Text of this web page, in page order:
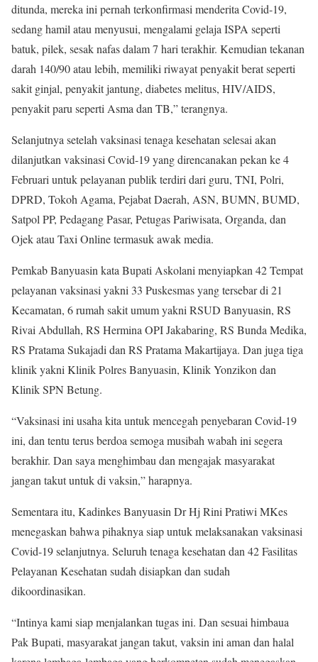
ditunda, mereka ini pernah terkonfirmasi menderita Covid-19,
sedang hamil atau menyusui, mengalami gelaja ISPA seperti
batuk, pilek, sesak nafas dalam 7 hari terakhir. Kemudian tekanan
darah 140/90 atau lebih, memiliki riwayat penyakit berat seperti
sakit ginjal, penyakit jantung, diabetes melitus, HIV/AIDS,
penyakit paru seperti Asma dan TB,” terangnya.
Selanjutnya setelah vaksinasi tenaga kesehatan selesai akan
dilanjutkan vaksinasi Covid-19 yang direncanakan pekan ke 4
Februari untuk pelayanan publik terdiri dari guru, TNI, Polri,
DPRD, Tokoh Agama, Pejabat Daerah, ASN, BUMN, BUMD,
Satpol PP, Pedagang Pasar, Petugas Pariwisata, Organda, dan
Ojek atau Taxi Online termasuk awak media.
Pemkab Banyuasin kata Bupati Askolani menyiapkan 42 Tempat
pelayanan vaksinasi yakni 33 Puskesmas yang tersebar di 21
Kecamatan, 6 rumah sakit umum yakni RSUD Banyuasin, RS
Rivai Abdullah, RS Hermina OPI Jakabaring, RS Bunda Medika,
RS Pratama Sukajadi dan RS Pratama Makartijaya. Dan juga tiga
klinik yakni Klinik Polres Banyuasin, Klinik Yonzikon dan
Klinik SPN Betung.
“Vaksinasi ini usaha kita untuk mencegah penyebaran Covid-19
ini, dan tentu terus berdoa semoga musibah wabah ini segera
berakhir. Dan saya menghimbau dan mengajak masyarakat
jangan takut untuk di vaksin,” harapnya.
Sementara itu, Kadinkes Banyuasin Dr Hj Rini Pratiwi MKes
menegaskan bahwa pihaknya siap untuk melaksanakan vaksinasi
Covid-19 selanjutnya. Seluruh tenaga kesehatan dan 42 Fasilitas
Pelayanan Kesehatan sudah disiapkan dan sudah
dikoordinasikan.
“Intinya kami siap menjalankan tugas ini. Dan sesuai himbaua
Pak Bupati, masyarakat jangan takut, vaksin ini aman dan halal